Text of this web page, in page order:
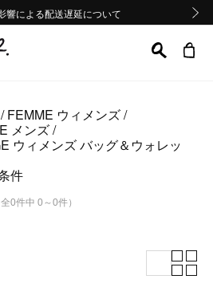
影響による配送遅延について
Sale 2buy10%OFF!!
響による配送遅延について
影響による配送遅延について
Sale 2buy10%OFF!!
FEMME ウィメンズ
メンズ
ウィメンズ バッグ＆ウォレッ
件
全0件中 0～0件）